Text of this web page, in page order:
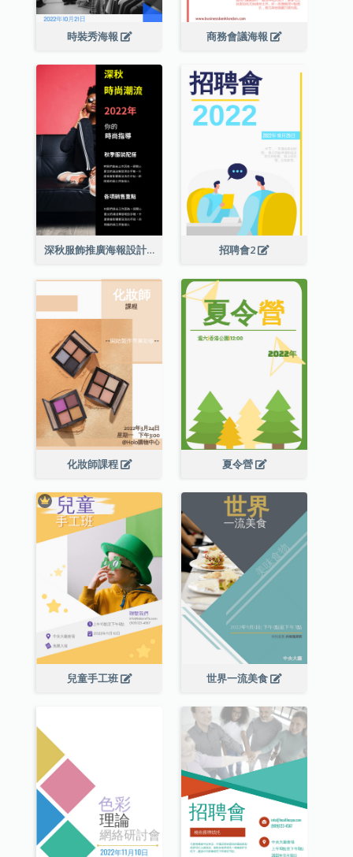
時裝秀海報 商務會議海報
深秋服飾推廣海報設計 招聘會2
化妝師課程 夏令營
兒童手工班 世界一流美食